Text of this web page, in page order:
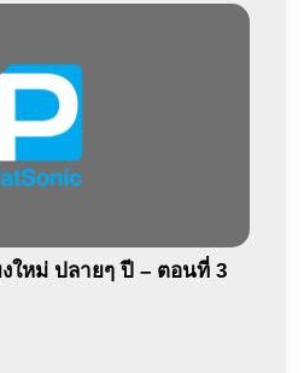
ใหม่ ปลายๆ ปี – ตอนที่ 3